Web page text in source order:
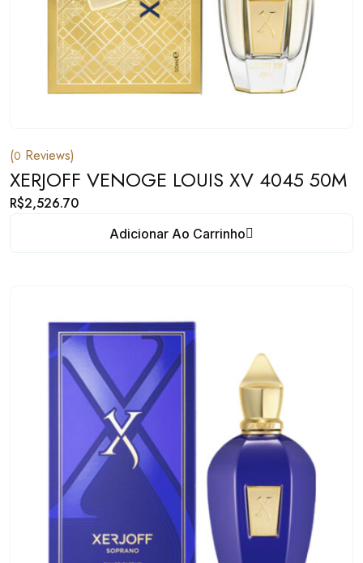
(0 Reviews)
XERJOFF VENOGE LOUIS XV 4045 50M
R$2,526.70
Adicionar Ao Carrinho